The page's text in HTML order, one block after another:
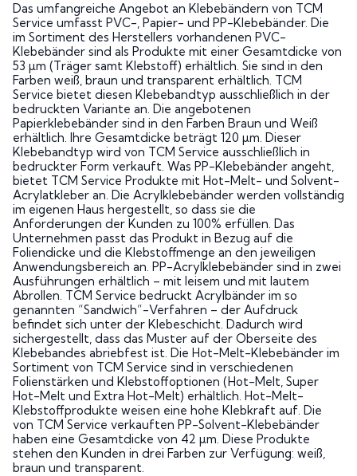
Das umfangreiche Angebot an Klebebändern von TCM
Service umfasst PVC-, Papier- und PP-Klebebänder. Die
im Sortiment des Herstellers vorhandenen PVC-
Klebebänder sind als Produkte mit einer Gesamtdicke von
53 µm (Träger samt Klebstoff) erhältlich. Sie sind in den
Farben weiß, braun und transparent erhältlich. TCM
Service bietet diesen Klebebandtyp ausschließlich in der
bedruckten Variante an. Die angebotenen
Papierklebebänder sind in den Farben Braun und Weiß
erhältlich. Ihre Gesamtdicke beträgt 120 µm. Dieser
Klebebandtyp wird von TCM Service ausschließlich in
bedruckter Form verkauft. Was PP-Klebebänder angeht,
bietet TCM Service Produkte mit Hot-Melt- und Solvent-
Acrylatkleber an. Die Acrylklebebänder werden vollständig
im eigenen Haus hergestellt, so dass sie die
Anforderungen der Kunden zu 100% erfüllen. Das
Unternehmen passt das Produkt in Bezug auf die
Foliendicke und die Klebstoffmenge an den jeweiligen
Anwendungsbereich an. PP-Acrylklebebänder sind in zwei
Ausführungen erhältlich – mit leisem und mit lautem
Abrollen. TCM Service bedruckt Acrylbänder im so
genannten “Sandwich”-Verfahren – der Aufdruck
befindet sich unter der Klebeschicht. Dadurch wird
sichergestellt, dass das Muster auf der Oberseite des
Klebebandes abriebfest ist. Die Hot-Melt-Klebebänder im
Sortiment von TCM Service sind in verschiedenen
Folienstärken und Klebstoffoptionen (Hot-Melt, Super
Hot-Melt und Extra Hot-Melt) erhältlich. Hot-Melt-
Klebstoffprodukte weisen eine hohe Klebkraft auf. Die
von TCM Service verkauften PP-Solvent-Klebebänder
haben eine Gesamtdicke von 42 µm. Diese Produkte
stehen den Kunden in drei Farben zur Verfügung: weiß,
braun und transparent.